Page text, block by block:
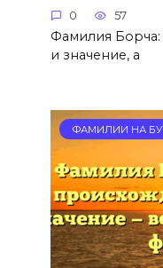
0 57
Фамилия
и значение, а
ФАМИЛИИ НА